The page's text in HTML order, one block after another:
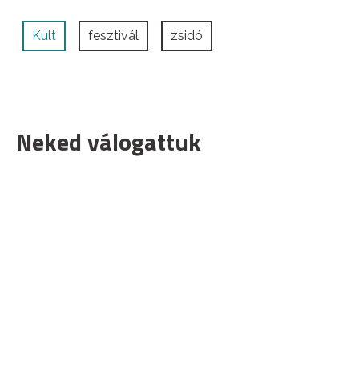
Kult fesztivál zsidó
Neked válogattuk